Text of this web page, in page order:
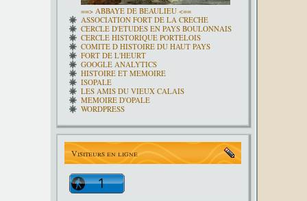
==> ABBAYE DE BEAULIEU <==
ASSOCIATION FORT DE LA CRECHE
CERCLE D'ETUDES EN PAYS BOULONNAIS
CERCLE HISTORIQUE PORTELOIS
COMITE D HISTOIRE DU HAUT PAYS
FORT DE L'HEURT
GOOGLE ANALYTICS
HISTOIRE ET MEMOIRE
ISOPALE
LES AMIS DU VIEUX CALAIS
MEMOIRE D'OPALE
WORDPRESS
Visiteurs en ligne